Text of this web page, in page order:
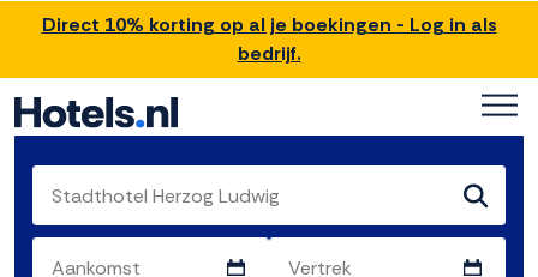
Direct 10% korting op al je boekingen - Log in als
bedrijf.